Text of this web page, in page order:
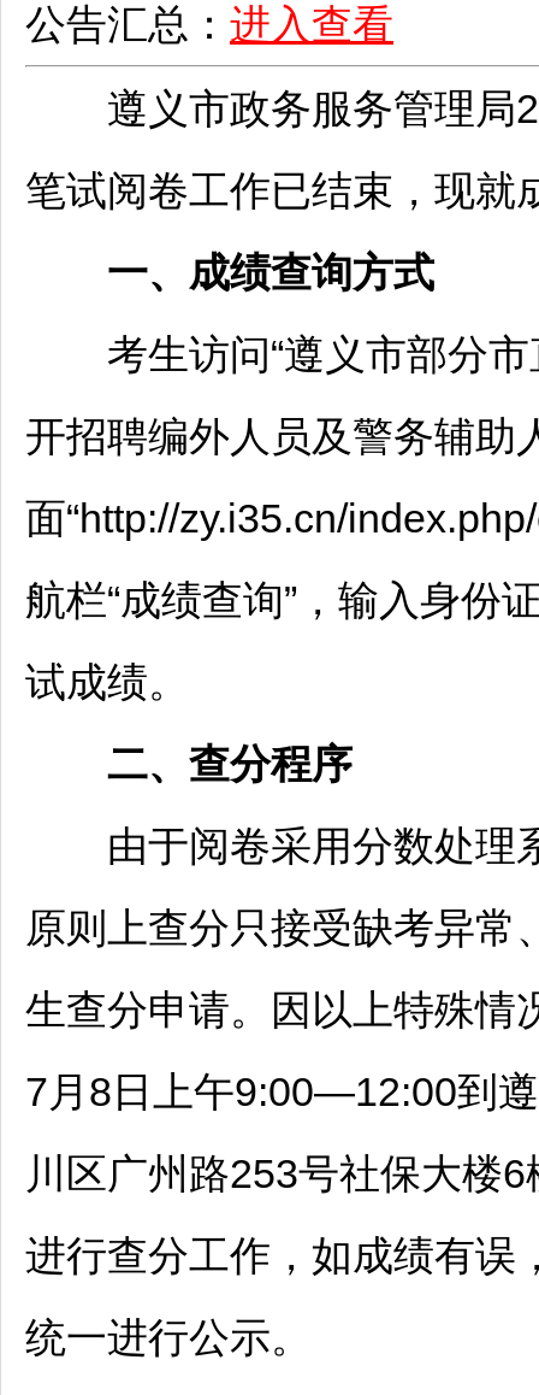
公告汇总： 进入查看
遵义市政务服务管理局
笔试阅卷工作已结束，现就
一、成绩查询方式
考生访问“遵义市部分
开招聘编外人员及警务辅助
面“http://zy.i35.cn/
航栏“成绩查询”，输入身份
试成绩。
二、查分程序
由于阅卷采用分数处理
原则上查分只接受缺考异常
生查分申请。因以上特殊情
7月8日上午9:00—12:00到
川 区广州路253号社保大楼
进行查分工作，如成绩有误
统一进行公示。